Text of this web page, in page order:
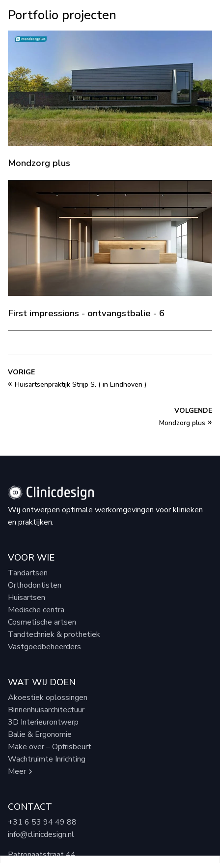
Portfolio projecten
Mondzorg plus
First impressions - ontvangstbalie - 6
VORIGE
« Huisartsenpraktijk Strijp S. ( in Eindhoven )
VOLGENDE
Mondzorg plus »
Wij ontwerpen optimale werkomgevingen voor klinieken
en praktijken.
VOOR WIE
Tandartsen
Orthodontisten
Huisartsen
Medische centra
Cosmetische artsen
Tandtechniek & prothetiek
Vastgoedbeheerders
WAT WIJ DOEN
Akoestiek oplossingen
Binnenhuisarchitectuur
3D Interieurontwerp
Balie & Ergonomie
Make over – Opfrisbeurt
Wachtruimte Inrichting
Meer
CONTACT
+31 6 53 94 49 88
info@clinicdesign.nl
Patronaatstraat 44